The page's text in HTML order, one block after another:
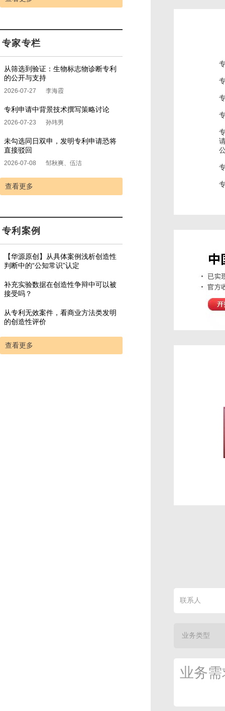
专家专栏
从筛选到验证：生物标志物诊断专利
的公开与支持
2026-07-27 李海霞
专利申请中背景技术撰写策略讨论
2026-07-23 孙玮男
未勾选同日双申，发明专利申请恐将
直接驳回
2026-07-08 邹秋爽、伍洁
查看更多
专利案例
【华源原创】从具体案例浅析创造性
判断中的“公知常识”认定
补充实验数据在创造性争辩中可以被
接受吗？
从专利无效案件，看商业方法类发明
的创造性评价
查看更多